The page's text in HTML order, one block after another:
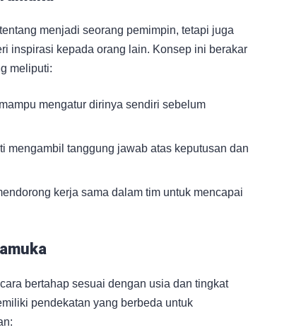
menjadi seorang pemimpin, tetapi juga
inspirasi kepada orang lain. Konsep ini berakar
meliputi:
mengatur dirinya sendiri sebelum
mengambil tanggung jawab atas keputusan dan
kerja sama dalam tim untuk mencapai
bertahap sesuai dengan usia dan tingkat
pendekatan yang berbeda untuk